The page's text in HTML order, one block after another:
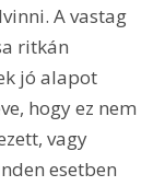
A vastag
ritkán
jó alapot
hogy ez nem
vagy
esetben